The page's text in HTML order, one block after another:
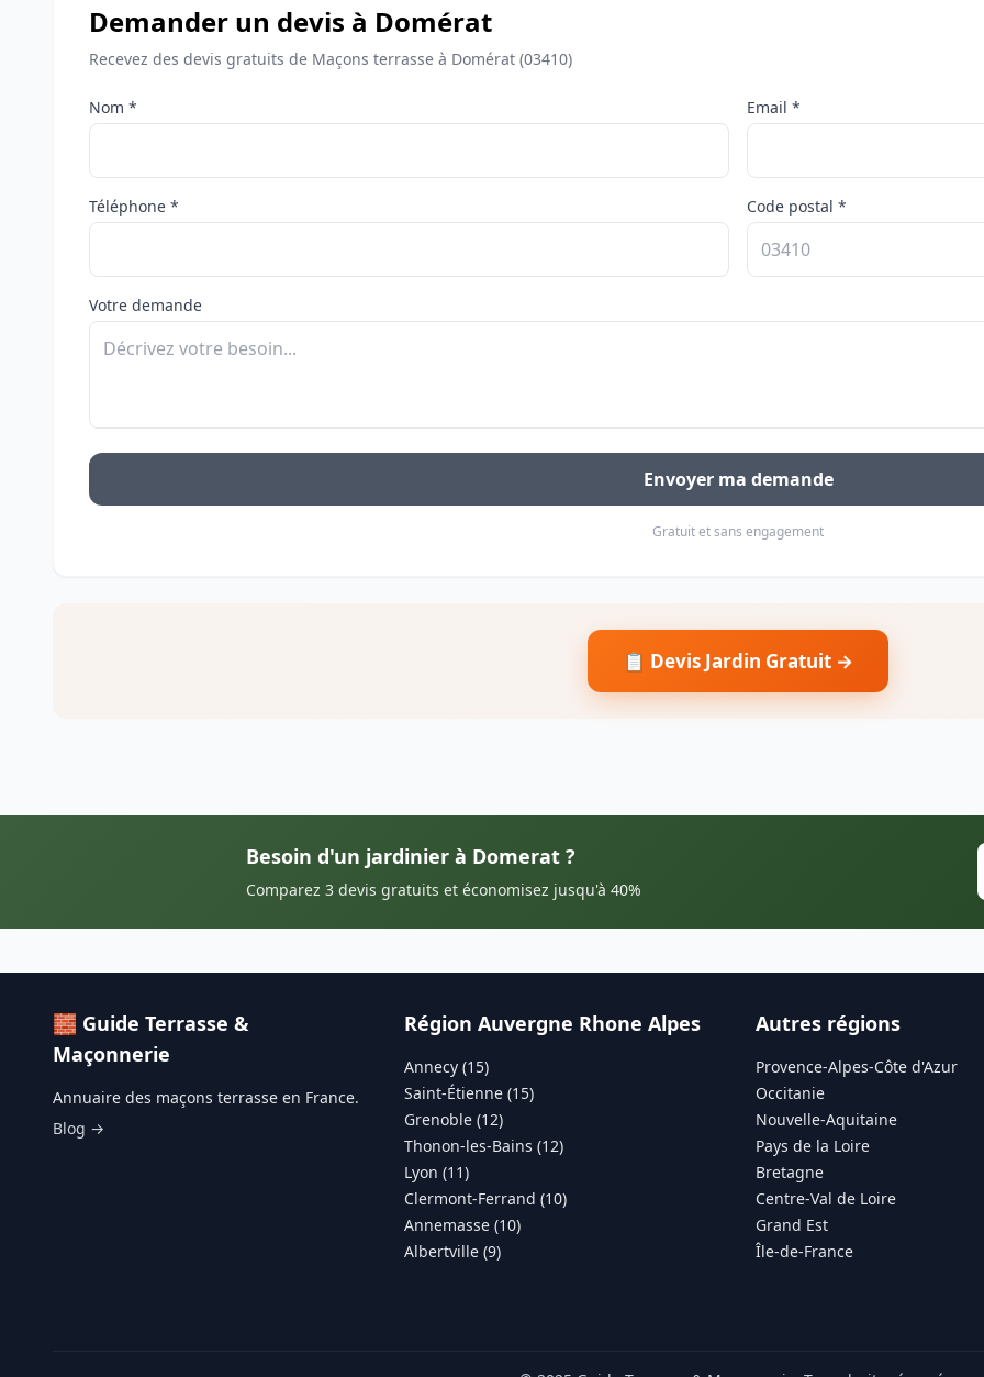
Demander un devis à Domérat
Recevez des devis gratuits de Maçons terrasse à Domérat (03410)
Nom * Email *
Téléphone * Code postal *
Votre demande
Envoyer ma demande
Gratuit et sans engagement
📋 Devis Jardin Gratuit →
Besoin d'un jardinier à Domerat ?
Comparez 3 devis gratuits et économisez jusqu'à 40%
🧱 Guide Terrasse &
Maçonnerie
Annuaire des maçons terrasse en France.
Blog →
Région Auvergne Rhone Alpes
Annecy (15)
Saint-Étienne (15)
Grenoble (12)
Thonon-les-Bains (12)
Lyon (11)
Clermont-Ferrand (10)
Annemasse (10)
Albertville (9)
Autres régions
Provence-Alpes-Côte d'Azur
Occitanie
Nouvelle-Aquitaine
Pays de la Loire
Bretagne
Centre-Val de Loire
Grand Est
Île-de-France